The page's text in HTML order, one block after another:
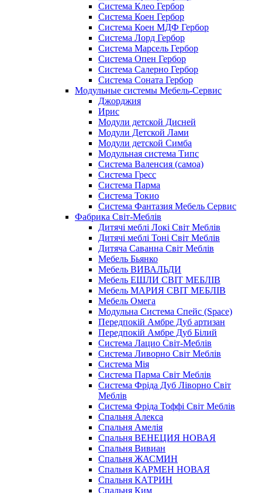
Система Клео Гербор
Система Коен Гербор
Система Коен МДФ Гербор
Система Лорд Гербор
Система Марсель Гербор
Система Опен Гербор
Система Салерно Гербор
Система Соната Гербор
Модульные системы Мебель-Сервис
Джорджия
Ирис
Модули детской Дисней
Модули Детской Лами
Модули детской Симба
Модульная система Типс
Система Валенсия (самоа)
Система Гресс
Система Парма
Система Токио
Система Фантазия Мебель Сервис
Фабрика Світ-Меблів
Дитячі меблі Локі Світ Меблів
Дитячі меблі Тоні Світ Меблів
Дитяча Саванна Світ Меблів
Мебель Бьянко
Мебель ВИВАЛЬДИ
Мебель ЕШЛИ СВІТ МЕБЛІВ
Мебель МАРИЯ СВІТ МЕБЛІВ
Мебель Омега
Модульна Cистема Спейс (Space)
Передпокій Амбре Дуб артизан
Передпокій Амбре Дуб Білий
Система Лацио Світ-Меблів
Система Ливорно Світ Меблів
Система Мія
Система Парма Свiт Меблiв
Система Фріда Дуб Ліворно Світ
Меблів
Система Фріда Тоффі Світ Меблів
Спальня Алекса
Спальня Амелія
Спальня ВЕНЕЦИЯ НОВАЯ
Спальня Вивиан
Спальня ЖАСМИН
Спальня КАРМЕН НОВАЯ
Спальня КАТРИН
Спальня Ким